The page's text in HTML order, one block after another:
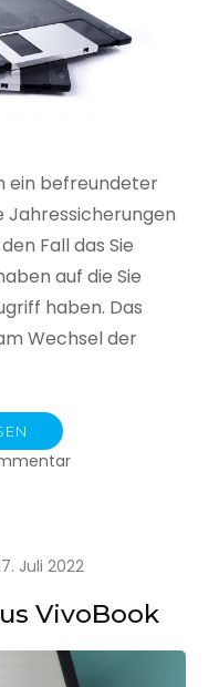
ein befreundeter
Jahressicherungen
Fall das Sie
auf die Sie
haben. Das
Wechsel der
zu
Jahressicherung
Juli 2022
VivoBook